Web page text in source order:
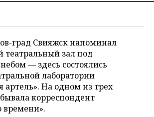
О ДОХОДАХ
ПФО
град Свияжск напоминал
театральный зал под
— здесь состоялись
лаборатории
артель». На одном из трех
корреспондент
времени».